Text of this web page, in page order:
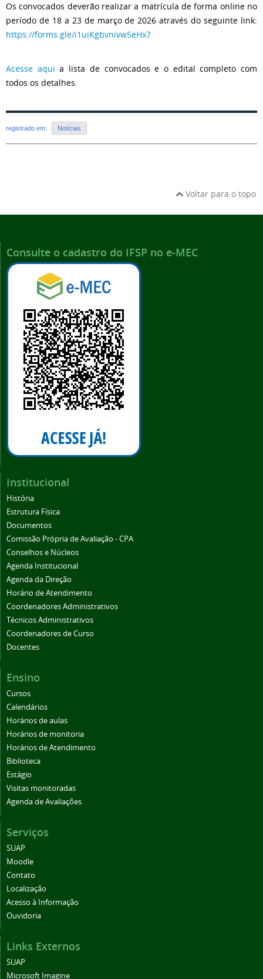
Os convocados deverão realizar a matrícula de forma online no
período de 18 a 23 de março de 2026 através do seguinte link:
https://forms.gle/i1uiKgbvnivw5eHx7
Acesse aqui a lista de convocados e o edital completo com
todos os detalhes.
registrado em: Notícias
Voltar para o topo
Consulte o cadastro do IFSP no e-MEC
Institucional
História
Estrutura Física
Documentos
Comissão Própria de Avaliação - CPA
Conselhos e Núcleos
Agenda Institucional
Agenda da Direção
Horário de Atendimento
Coordenadores Administrativos
Técnicos Administrativos
Coordenadores de Curso
Docentes
Ensino
Cursos
Calendários
Horários de aulas
Horários de monitoria
Horários de Atendimento
Biblioteca
Estágio
Visitas monitoradas
Agenda de Avaliações
Serviços
SUAP
Moodle
Contato
Localização
Acesso à Informação
Ouvidoria
Links Externos
SUAP
Microsoft Imagine